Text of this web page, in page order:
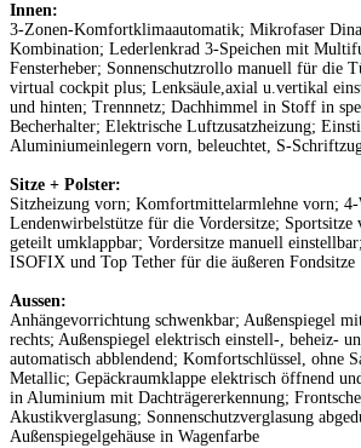
Innen:
3-Zonen-Komfortklimaautomatik; Mikrofaser
Kombination; Lederlenkrad 3-Speichen mit
Fensterheber; Sonnenschutzrollo manuell für die
virtual cockpit plus; Lenksäule,axial u.vertikal
und hinten; Trennnetz; Dachhimmel in Stoff in
Becherhalter; Elektrische Luftzusatzheizung;
Aluminiumeinlegern vorn, beleuchtet, S-
Sitze + Polster:
Sitzheizung vorn; Komfortmittelarmlehne vorn; 4-
Lendenwirbelstütze für die Vordersitze; Sportsitze
geteilt umklappbar; Vordersitze manuell
ISOFIX und Top Tether für die äußeren Fondsitze
Aussen:
Anhängevorrichtung schwenkbar; Außenspiegel
rechts; Außenspiegel elektrisch einstell-, beheiz-
automatisch abblendend; Komfortschlüssel, ohne
Metallic; Gepäckraumklappe elektrisch öffnend
in Aluminium mit Dachträgererkennung;
Akustikverglasung; Sonnenschutzverglasung
Außenspiegelgehäuse in Wagenfarbe